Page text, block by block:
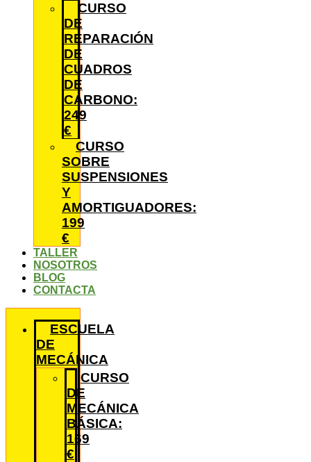
CURSO
DE
REPARACIÓN
DE
CUADROS
DE
CARBONO:
249
€
CURSO
SOBRE
SUSPENSIONES
Y
AMORTIGUADORES:
199
€
TALLER
NOSOTROS
BLOG
CONTACTA
ESCUELA
DE
MECÁNICA
CURSO
DE
MECÁNICA
BÁSICA:
169
€